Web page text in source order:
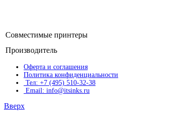
Совместимые принтеры
Производитель
Оферта и соглашения
Политика конфиденциальности
Тел: +7 (495) 510-32-38
Email: info@itsinks.ru
Вверх